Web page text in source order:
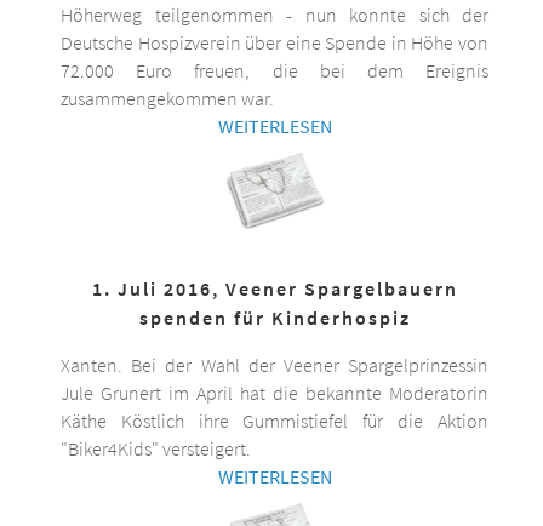
Höherweg teilgenommen - nun konnte sich der
Deutsche Hospizverein über eine Spende in Höhe von
72.000 Euro freuen, die bei dem Ereignis
zusammengekommen war.
WEITERLESEN
1. Juli 2016, Veener Spargelbauern
spenden für Kinderhospiz
Xanten. Bei der Wahl der Veener Spargelprinzessin
Jule Grunert im April hat die bekannte Moderatorin
Käthe Köstlich ihre Gummistiefel für die Aktion
"Biker4Kids" versteigert.
WEITERLESEN